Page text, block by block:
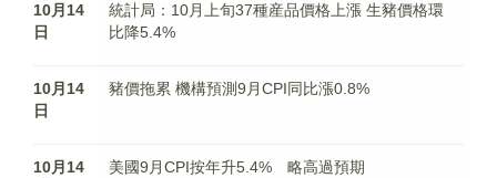
10月14
日
統計局：10月上旬37種産品價格上漲 生豬價格環
比降5.4%
10月14
日
豬價拖累 機構預測9月CPI同比漲0.8%
10月14
美國9月CPI按年升5.4% 略高過預期